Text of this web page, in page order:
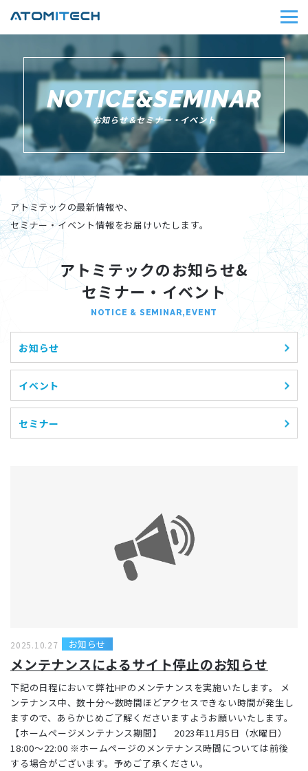
NOTICE&SEMINAR
お知らせ＆セミナー・イベント
アトミテックの最新情報や、
セミナー・イベント情報をお届けいたします。
アトミテックのお知らせ&
セミナー・イベント
NOTICE & SEMINAR,EVENT
お知らせ
イベント
セミナー
2025.10.27 お知らせ
メンテナンスによるサイト停止のお知らせ
下記の日程において弊社HPのメンテナンスを実施いたします。 メ
ンテナンス中、数十分～数時間ほどアクセスできない時間が発生し
ますので、あらかじめご了解くださいますようお願いいたします。
【ホームページメンテナンス期間】 2023年11月5日（水曜日）
18:00～22:00 ※ホームページのメンテナンス時間については前後
する場合がございます。予めご了承ください。